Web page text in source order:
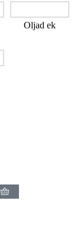
Oljad ek